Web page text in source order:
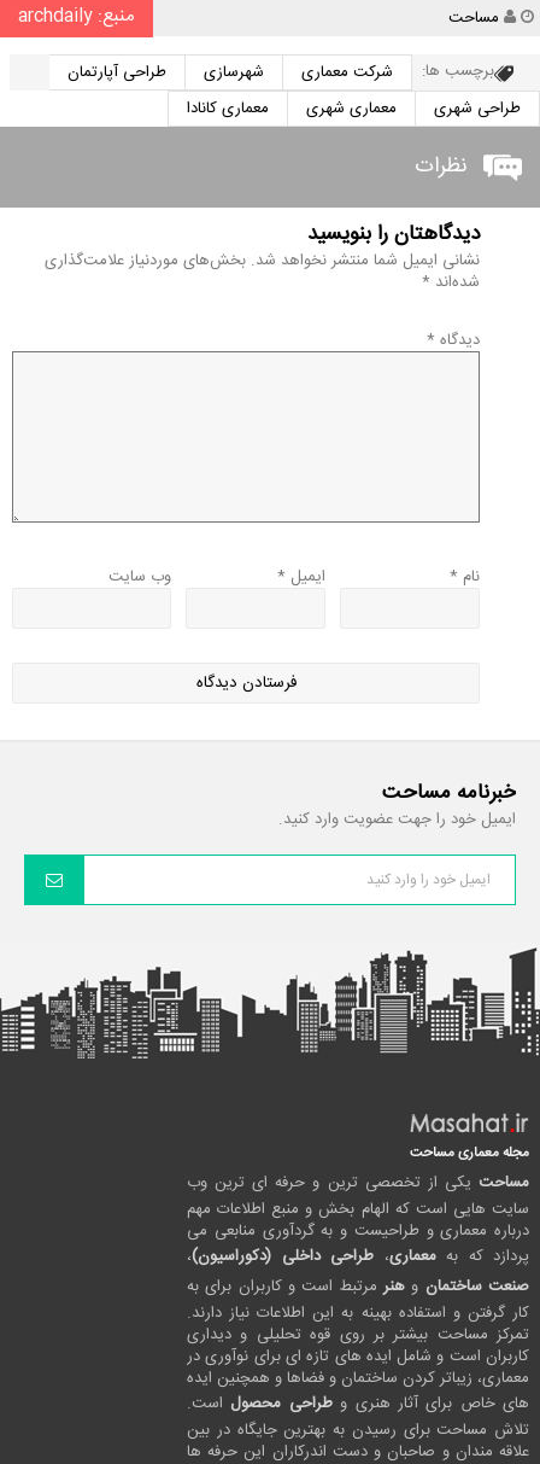
نویسنده
مساحت منبع: archdaily
برچسب ها: شرکت معماری شهرسازی
طراحی آپارتمان
طراحی شهری
معماری شهری معماری کانادا
نظرات
دیدگاهتان را بنویسید
نشانی ایمیل شما منتشر نخواهد شد. بخش‌های موردنیاز علامت‌گذاری
شده‌اند *
دیدگاه *
نام * ایمیل * وب‌ سایت
خبرنامه مساحت
ایمیل خود را جهت عضویت وارد کنید.
مجله معماری مساحت
مساحت یکی از تخصصی ترین و حرفه ای ترین وب
سایت هایی است که الهام بخش و منبع اطلاعات مهم
درباره معماری و طراحیست و به گردآوری منابعی می
پردازد که بهمعماری، طراحی داخلی (دکوراسیون)،
صنعت ساختمان و هنرمرتبط است و کاربران برای به
کار گرفتن و استفاده بهینه به این اطلاعات نیاز دارند.
تمرکز مساحت بیشتر بر روی قوه تحلیلی و دیداری
کاربران است و شامل ایده های تازه ای برای نوآوری در
معماری، زیباتر کردن ساختمان و فضاها و همچنین ایده
های خاص برای آثار هنری وطراحی محصول است.
تلاش مساحت برای رسیدن به بهترین جایگاه در بین
علاقه مندان و صاحبان و دست اندرکاران این حرفه ها